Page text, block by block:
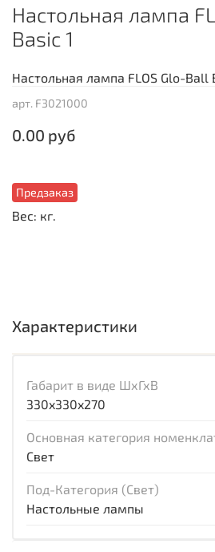
арт. F3021000
Предзаказ
Настольная лампа
Basic 1
0.00 руб
Настольная лампа FLOS Glo-Ball
Вес: кг.
Характеристики
Габарит в виде ШхГхВ
330x330x270
Основная категория
Свет
Под-Категория (Свет)
Настольные лампы